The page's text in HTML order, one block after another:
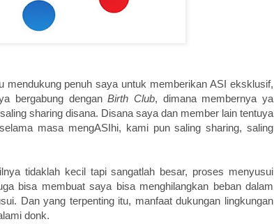
mendukung penuh saya untuk memberikan ASI eksklusif,
bergabung denganBirth Club, dimana membernya ya
sharing disana. Disana saya dan member lain tentuya
masa mengASIhi, kami pun saling sharing, saling
tidaklah kecil tapi sangatlah besar, proses menyusui
bisa membuat saya bisa menghilangkan beban dalam
Dan yang terpenting itu, manfaat dukungan lingkungan
donk.